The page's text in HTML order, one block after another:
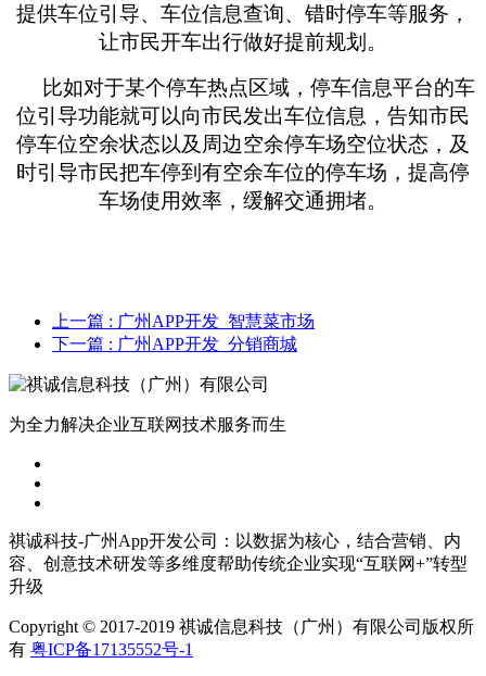
提供车位引导、车位信息查询、错时停车等服务，
让市民开车出行做好提前规划。
比如对于某个停车热点区域，停车信息平台的车
位引导功能就可以向市民发出车位信息，告知市民
停车位空余状态以及周边空余停车场空位状态，及
时引导市民把车停到有空余车位的停车场，提高停
车场使用效率，缓解交通拥堵。
上一篇 : 广州APP开发_智慧菜市场
下一篇 : 广州APP开发_分销商城
为全力解决企业互联网技术服务而生
祺诚科技-广州App开发公司：以数据为核心，结合营销、内
容、创意技术研发等多维度帮助传统企业实现“互联网+”转型
升级
Copyright © 2017-2019 祺诚信息科技（广州）有限公司版权所
有 粤ICP备17135552号-1